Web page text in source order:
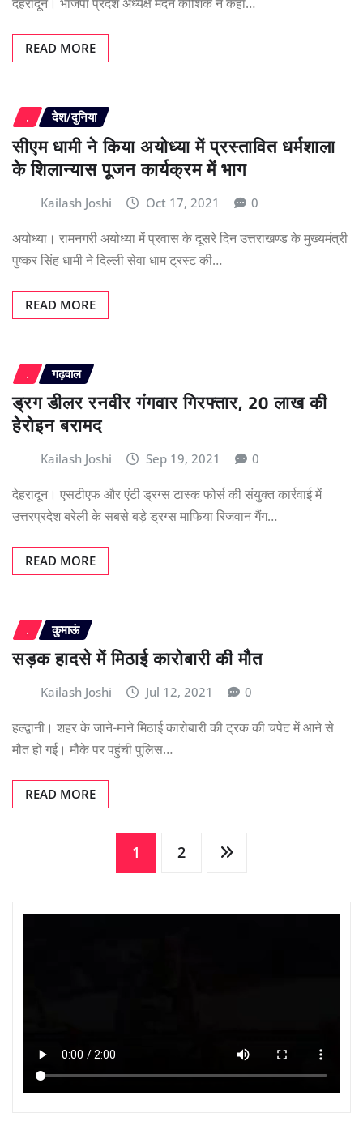
देहरादून। भाजपा प्रदेश अध्यक्ष मदन कौशिक ने कहा…
READ MORE
. देश/दुनिया
सीएम धामी ने किया अयोध्या में प्रस्तावित धर्मशाला
के शिलान्यास पूजन कार्यक्रम में भाग
Kailash Joshi Oct 17, 2021 0
अयोध्या। रामनगरी अयोध्या में प्रवास के दूसरे दिन उत्तराखण्ड के मुख्यमंत्री
पुष्कर सिंह धामी ने दिल्ली सेवा धाम ट्रस्ट की…
READ MORE
. गढ़वाल
ड्रग डीलर रनवीर गंगवार गिरफ्तार, 20 लाख की
हेरोइन बरामद
Kailash Joshi Sep 19, 2021 0
देहरादून। एसटीएफ और एंटी ड्रग्स टास्क फोर्स की संयुक्त कार्रवाई में
उत्तरप्रदेश बरेली के सबसे बड़े ड्रग्स माफिया रिजवान गैंग…
READ MORE
. कुमाऊं
सड़क हादसे में मिठाई कारोबारी की मौत
Kailash Joshi Jul 12, 2021 0
हल्द्वानी। शहर के जाने-माने मिठाई कारोबारी की ट्रक की चपेट में आने से
मौत हो गई। मौके पर पहुंची पुलिस…
READ MORE
pagination
1 2